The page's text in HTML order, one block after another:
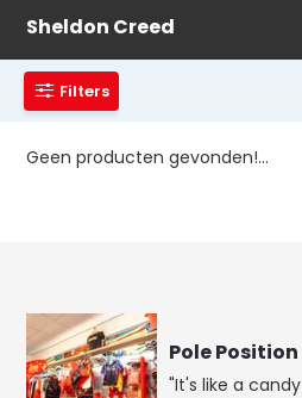
Sheldon Creed
Filters
Geen producten gevonden!...
Pole Position
"It's like a candy